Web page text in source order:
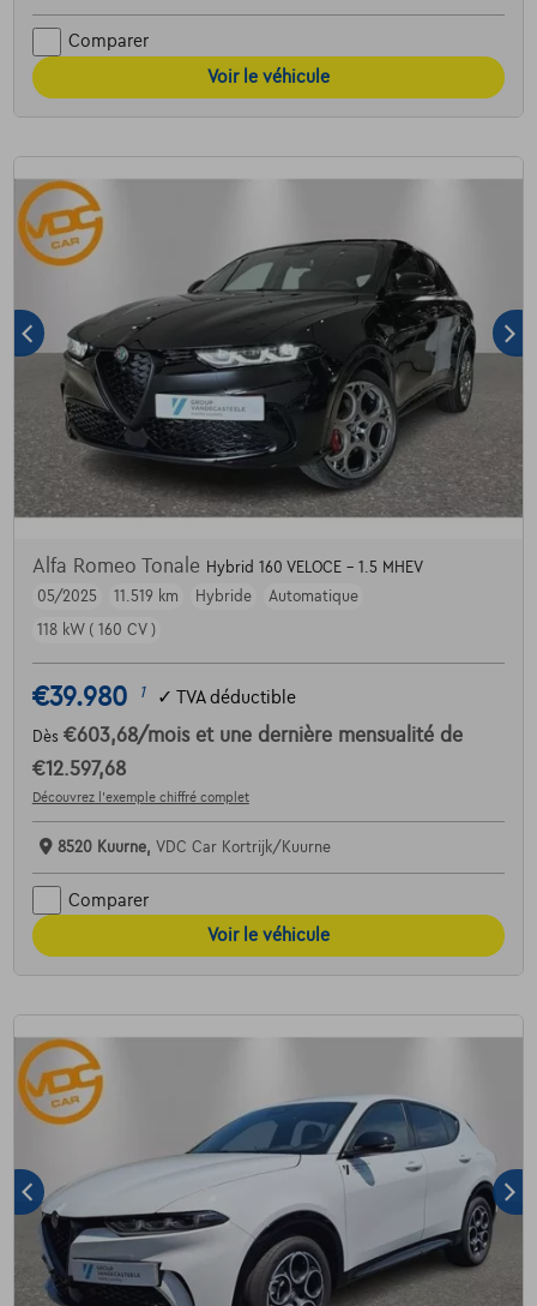
Comparer
Voir le véhicule
Alfa Romeo Tonale Hybrid 160 VELOCE - 1.5 MHEV
05/2025
11.519 km Hybride
Automatique
118 kW ( 160 CV )
€39.980 1 ✓ TVA déductible
Dès €603,68/mois et une dernière mensualité de
€12.597,68
Découvrez l’exemple chiffré complet
8520 Kuurne, VDC Car Kortrijk/Kuurne
Comparer
Voir le véhicule